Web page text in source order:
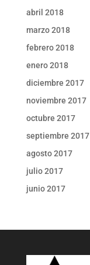
abril 2018
marzo 2018
febrero 2018
enero 2018
diciembre 2017
noviembre 2017
octubre 2017
septiembre 2017
agosto 2017
julio 2017
junio 2017